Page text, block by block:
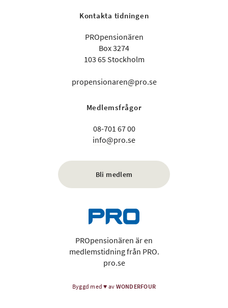
Kontakta tidningen
PROpensionären
Box 3274
103 65 Stockholm
propensionaren@pro.se
Medlemsfrågor
08-701 67 00
info@pro.se
Bli medlem
PROpensionären är en
medlemstidning från PRO.
pro.se
Byggd med♥ av WONDERFOUR